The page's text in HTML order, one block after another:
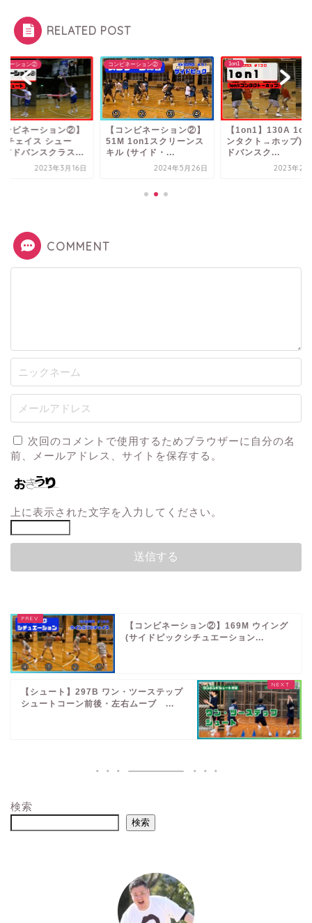
RELATED POST
ネーション②
ンビネーション②】
チェイス シュー
ドバンスクラス...
2023年3月16日
コンビネーション②
【コンビネーション②】
51M 1on1スクリーンス
キル (サイド・...
2024年5月26日
1on1
【1on1】130A
ンタクト→ホップ)
ドバンスク...
2023年2
COMMENT
次回のコメントで使用するためブラウザーに自分の名
前、メールアドレス、サイトを保存する。
上に表示された文字を入力してください。
【コンビネーション②】169M ウイング
(サイドピックシチュエーション...
【シュート】297B ワン・ツーステップ
シュートコーン前後・左右ムーブ ...
検索
検索